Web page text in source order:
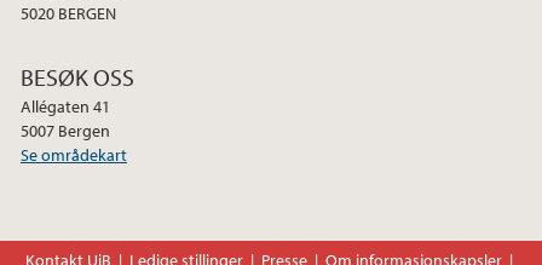
5020 BERGEN
BESØK OSS
Allégaten 41
5007 Bergen
Se områdekart
Kontakt UiB Ledige stillinger Presse Om informasjonskapsler